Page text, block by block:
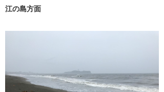
江の島方面